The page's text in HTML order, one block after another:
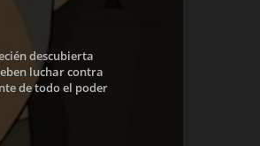
descubierta
luchar contra
de todo el poder